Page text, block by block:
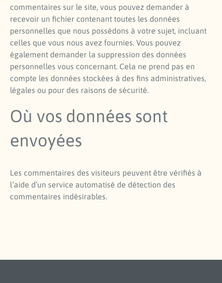
commentaires sur le site, vous pouvez demander à
recevoir un fichier contenant toutes les données
personnelles que nous possédons à votre sujet, incluant
celles que vous nous avez fournies. Vous pouvez
également demander la suppression des données
personnelles vous concernant. Cela ne prend pas en
compte les données stockées à des fins administratives,
légales ou pour des raisons de sécurité.
Où vos données sont
envoyées
Les commentaires des visiteurs peuvent être vérifiés à
l’aide d’un service automatisé de détection des
commentaires indésirables.